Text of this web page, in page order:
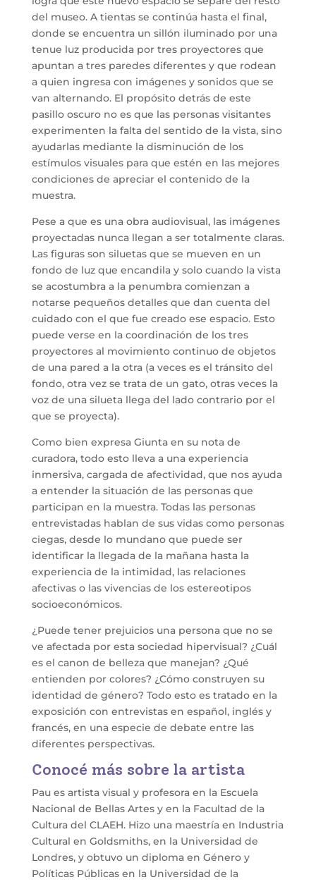
del museo. A tientas se continúa hasta el final,
donde se encuentra un sillón iluminado por una
tenue luz producida por tres proyectores que
apuntan a tres paredes diferentes y que rodean
a quien ingresa con imágenes y sonidos que se
van alternando. El propósito detrás de este
pasillo oscuro no es que las personas visitantes
experimenten la falta del sentido de la vista, sino
ayudarlas mediante la disminución de los
estímulos visuales para que estén en las mejores
condiciones de apreciar el contenido de la
muestra.
Pese a que es una obra audiovisual, las imágenes
proyectadas nunca llegan a ser totalmente claras.
Las figuras son siluetas que se mueven en un
fondo de luz que encandila y solo cuando la vista
se acostumbra a la penumbra comienzan a
notarse pequeños detalles que dan cuenta del
cuidado con el que fue creado ese espacio. Esto
puede verse en la coordinación de los tres
proyectores al movimiento continuo de objetos
de una pared a la otra (a veces es el tránsito del
fondo, otra vez se trata de un gato, otras veces la
voz de una silueta llega del lado contrario por el
que se proyecta).
Como bien expresa Giunta en su nota de
curadora, todo esto lleva a una experiencia
inmersiva, cargada de afectividad, que nos ayuda
a entender la situación de las personas que
participan en la muestra. Todas las personas
entrevistadas hablan de sus vidas como personas
ciegas, desde lo mundano que puede ser
identificar la llegada de la mañana hasta la
experiencia de la intimidad, las relaciones
afectivas o las vivencias de los estereotipos
socioeconómicos.
¿Puede tener prejuicios una persona que no se
ve afectada por esta sociedad hipervisual? ¿Cuál
es el canon de belleza que manejan? ¿Qué
entienden por colores? ¿Cómo construyen su
identidad de género? Todo esto es tratado en la
exposición con entrevistas en español, inglés y
francés, en una especie de debate entre las
diferentes perspectivas.
Conocé más sobre la artista
Pau es artista visual y profesora en la Escuela
Nacional de Bellas Artes y en la Facultad de la
Cultura del CLAEH. Hizo una maestría en Industria
Cultural en Goldsmiths, en la Universidad de
Londres, y obtuvo un diploma en Género y
Políticas Públicas en la Universidad de la